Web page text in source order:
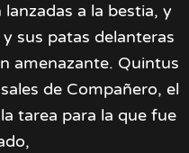
a la bestia, y
sus patas delanteras
amenazante. Quintus
de Compañero, el
tarea para la que fue